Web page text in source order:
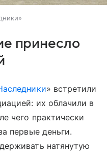
принесло
» встретили
их облачили в
чего практически
первые деньги.
натянутую